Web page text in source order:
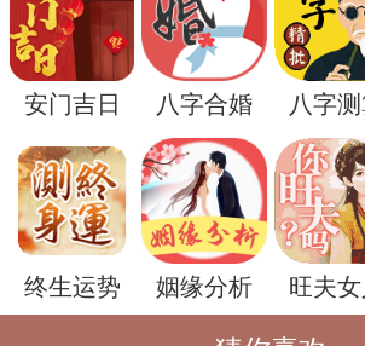
求心中的梦想。
除此之外，梦到哺乳大鸟还
现实生活中正在经历内心的
乳大鸟在梦中可以被解读为
征，可能代表着你内心不同面
要找到平衡和解决方法，才
安宁。
安门吉日 八字合婚 八字
终生运势 姻缘分析 旺夫女